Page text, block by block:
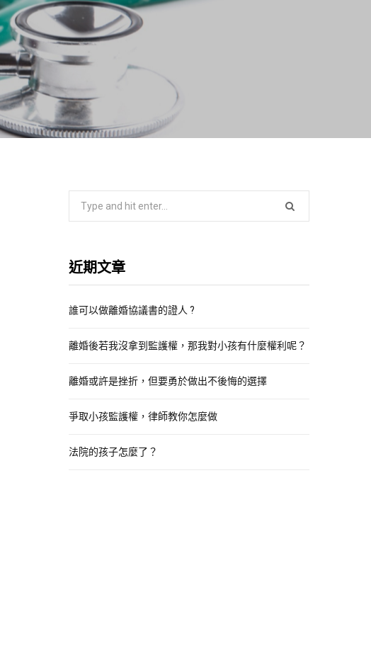
c
f
r
近期文章
誰可以做離婚協議書的證人 ?
離婚後若我沒拿到監護權，那我對小孩有什麼權利呢？
離婚或許是挫折，但要勇於做出不後悔的選擇
爭取小孩監護權，律師教你怎麼做
法院的孩子怎麼了？